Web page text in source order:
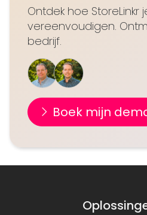
Ontdek hoe
vereenvoudigen.
bedrijf.
Boek mijn